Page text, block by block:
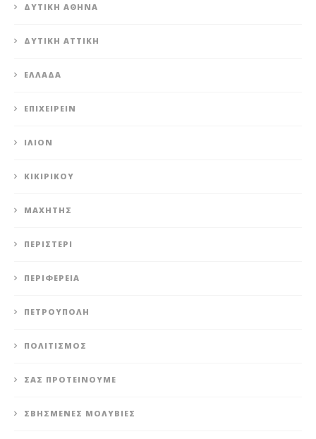
ΔΥΤΙΚΉ ΑΘΉΝΑ
ΔΥΤΙΚΉ ΑΤΤΙΚΉ
ΕΛΛΆΔΑ
ΕΠΙΧΕΙΡΕΊΝ
ΊΛΙΟΝ
ΚΙΚΙΡΙΚΟΥ
ΜΑΧΗΤΗΣ
ΠΕΡΙΣΤΈΡΙ
ΠΕΡΙΦΈΡΕΙΑ
ΠΕΤΡΟΎΠΟΛΗ
ΠΟΛΙΤΙΣΜΌΣ
ΣΑΣ ΠΡΟΤΕΊΝΟΥΜΕ
ΣΒΗΣΜΈΝΕΣ ΜΟΛΥΒΙΈΣ